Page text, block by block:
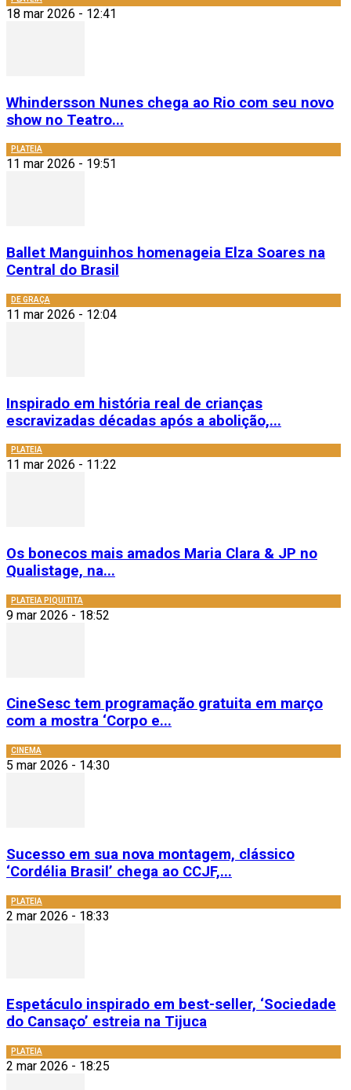
18 mar 2026 - 12:41
Whindersson Nunes chega ao Rio com seu novo
show no Teatro...
PLATEIA
11 mar 2026 - 19:51
Ballet Manguinhos homenageia Elza Soares na
Central do Brasil
DE GRAÇA
11 mar 2026 - 12:04
Inspirado em história real de crianças
escravizadas décadas após a abolição,...
PLATEIA
11 mar 2026 - 11:22
Os bonecos mais amados Maria Clara & JP no
Qualistage, na...
PLATEIA PIQUITITA
9 mar 2026 - 18:52
CineSesc tem programação gratuita em março
com a mostra ‘Corpo e...
CINEMA
5 mar 2026 - 14:30
Sucesso em sua nova montagem, clássico
‘Cordélia Brasil’ chega ao CCJF,...
PLATEIA
2 mar 2026 - 18:33
Espetáculo inspirado em best-seller, ‘Sociedade
do Cansaço’ estreia na Tijuca
PLATEIA
2 mar 2026 - 18:25